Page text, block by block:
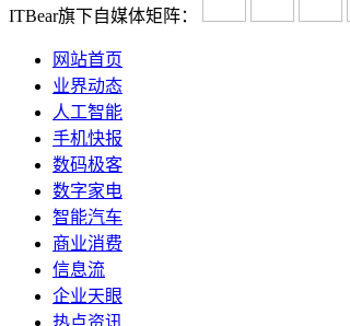
ITBear旗下自媒体矩阵：
网站首页
业界动态
人工智能
手机快报
数码极客
数字家电
智能汽车
商业消费
信息流
企业天眼
热点资讯